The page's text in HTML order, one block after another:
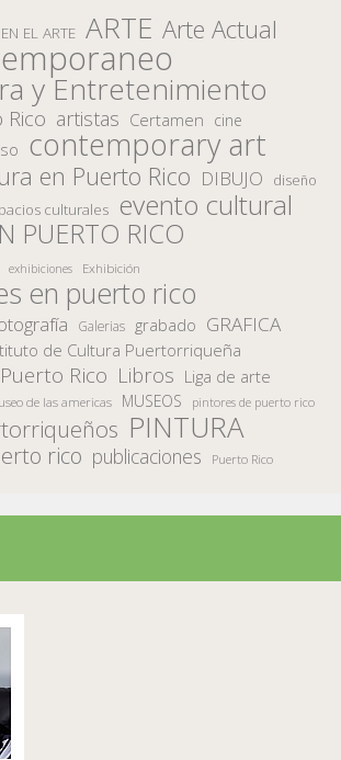
EL ARTE ARTE Arte Actual
y Entretenimiento
artistas Certamen cine
contemporary art
en Puerto Rico DIBUJO diseño
culturales evento cultural
PUERTO RICO
exhibiciones Exhibición
en puerto rico
Galerias grabado GRAFICA
de Cultura Puertorriqueña
Rico Libros Liga de arte
de las americas MUSEOS pintores de puerto rico
PINTURA
rico publicaciones Puerto Rico